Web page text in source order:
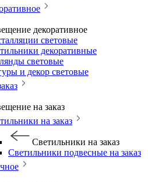
декоративное
световые
декоративные
световые
и декор световые
на заказ
на заказ
Светильники на заказ
Светильники подвесные на заказ